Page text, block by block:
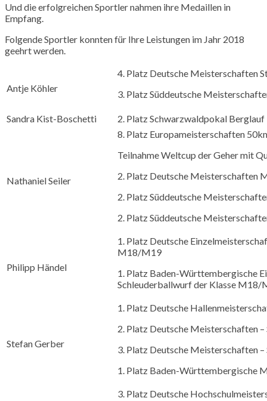
Und die erfolgreichen Sportler nahmen ihre Medaillen in
Empfang.
Folgende Sportler konnten für Ihre Leistungen im Jahr 2018
geehrt werden.
Antje Köhler
4. Platz Deutsche Meisterschaften
3. Platz Süddeutsche
Sandra Kist-Boschetti 2. Platz Schwarzwaldpokal Berglauf
Nathaniel Seiler
8. Platz Europameisterschaften
Teilnahme Weltcup der Geher mit
2. Platz Deutsche Meisterschaften
2. Platz Süddeutsche
2. Platz Süddeutsche
Philipp Händel
1. Platz Deutsche
M18/M19
1. Platz Baden-Württembergische
Schleuderballwurf der Klasse M18/
Stefan Gerber
1. Platz Deutsche
2. Platz Deutsche Meisterschaften
3. Platz Deutsche Meisterschaften
1. Platz Baden-Württembergische
3. Platz Deutsche